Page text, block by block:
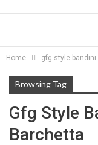
Home gfg style
Browsing Tag
Gfg Style
Barchetta